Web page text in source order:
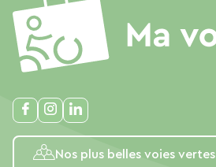
Nos plus belles voies vertes